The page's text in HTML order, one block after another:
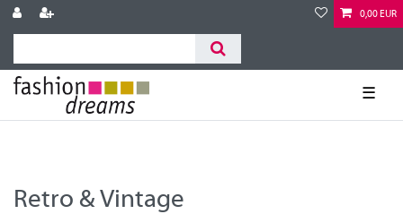
0,00 EUR
☰
Retro & Vintage